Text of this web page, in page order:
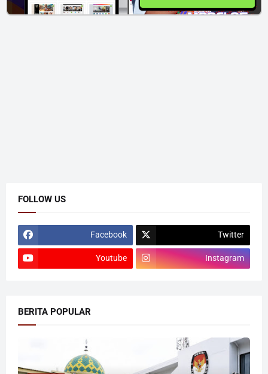
FOLLOW US
Facebook Twitter
Youtube Instagram
BERITA POPULAR